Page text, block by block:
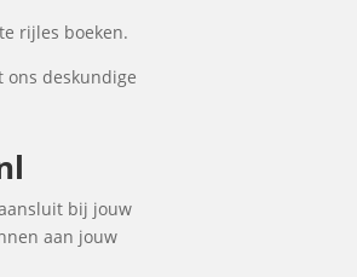
rijles boeken.
deskundige
bij jouw
aan jouw